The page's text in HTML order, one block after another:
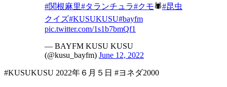
#関根麻里#タランチュラ#クモ🕷#昆虫
クイズ#KUSUKUSU#bayfm
pic.twitter.com/1s1b7bmQf1
— BAYFM KUSU KUSU
(@kusu_bayfm) June 12, 2022
#KUSUKUSU 2022年６月５日 #ヨネダ2000